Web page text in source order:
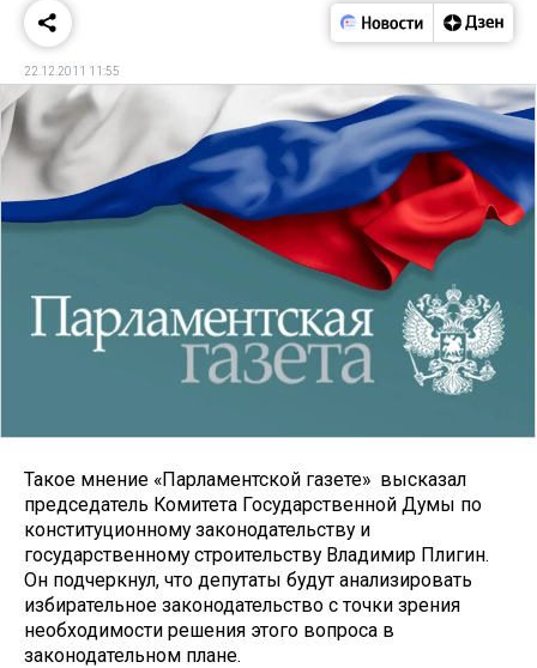
22.12.2011 11:55
Такое мнение «Парламентской газете» высказал
председатель Комитета Государственной Думы по
конституционному законодательству и
государственному строительству Владимир Плигин.
Он подчеркнул, что депутаты будут анализировать
избирательное законодательство с точки зрения
необходимости решения этого вопроса в
законодательном плане.